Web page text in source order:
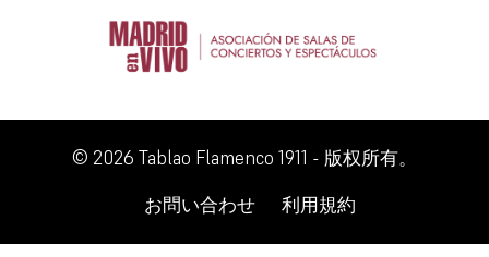
© 2026 Tablao Flamenco 1911 - 版权所有。
お問い合わせ
利用規約